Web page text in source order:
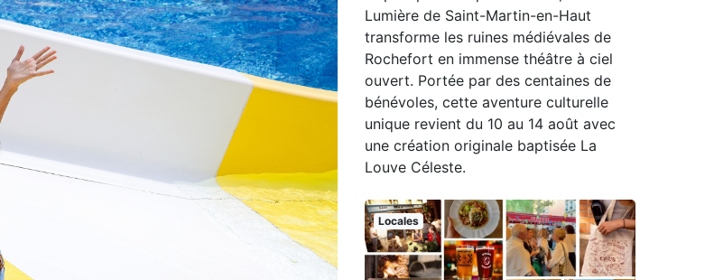
Lumière de Saint-Martin-en-Haut
transforme les ruines médiévales de
Rochefort en immense théâtre à ciel
ouvert. Portée par des centaines de
bénévoles, cette aventure culturelle
unique revient du 10 au 14 août avec
une création originale baptisée La
Louve Céleste.
Locales